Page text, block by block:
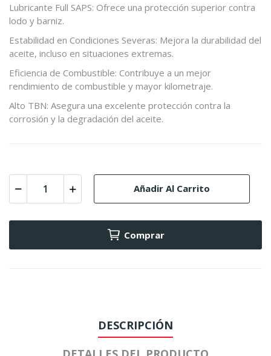
Lubricante Full SAPS: Ofrece una protección superior contra
lodo y barniz.
Estabilidad en Condiciones Severas: Mejora la durabilidad del
aceite, incluso en situaciones extremas.
Eficiencia de Combustible: Contribuye a un mejor
rendimiento de combustible y mayor kilometraje.
Alto TBN: Asegura una excelente protección contra la
corrosión y la degradación del aceite.
Añadir Al Carrito
Comprar
DESCRIPCIÓN